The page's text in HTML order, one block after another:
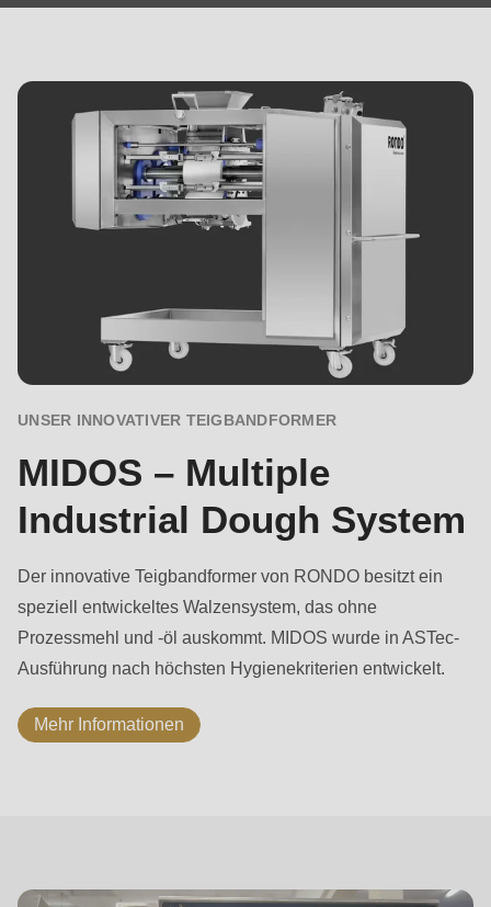
UNSER INNOVATIVER TEIGBANDFORMER
MIDOS – Multiple
Industrial Dough System
Der innovative Teigbandformer von RONDO besitzt ein
speziell entwickeltes Walzensystem, das ohne
Prozessmehl und -öl auskommt. MIDOS wurde in ASTec-
Ausführung nach höchsten Hygienekriterien entwickelt.
Mehr Informationen